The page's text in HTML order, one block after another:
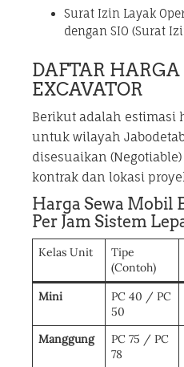
Surat Izin Layak
dengan SIO (Surat
DAFTAR
EXCAVATOR
Berikut adalah estimasi
untuk wilayah
disesuaikan
kontrak dan lokasi
Harga Sewa Mobil
Per Jam Sistem
Kelas Unit
Tipe
(Contoh)
Mini
PC 40 / PC
50
Manggung
PC 75 / PC
78